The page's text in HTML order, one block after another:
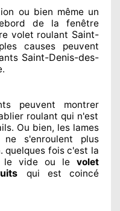
ou bien même un
de la fenêtre
volet roulant Saint-
causes peuvent
Saint-Denis-des-
peuvent montrer
roulant qui n'est
Ou bien, les lames
s'enroulent plus
quelques foisc'est la
le vide ou le volet
qui est coincé